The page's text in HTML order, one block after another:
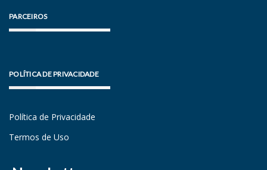
PARCEIROS
POLÍTICA DE PRIVACIDADE
Política de Privacidade
Termos de Uso